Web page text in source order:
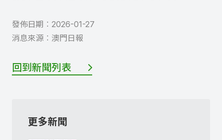
發佈日期︰ 2026-01-27
消息來源︰ 澳門日報
回到新聞列表
更多新聞